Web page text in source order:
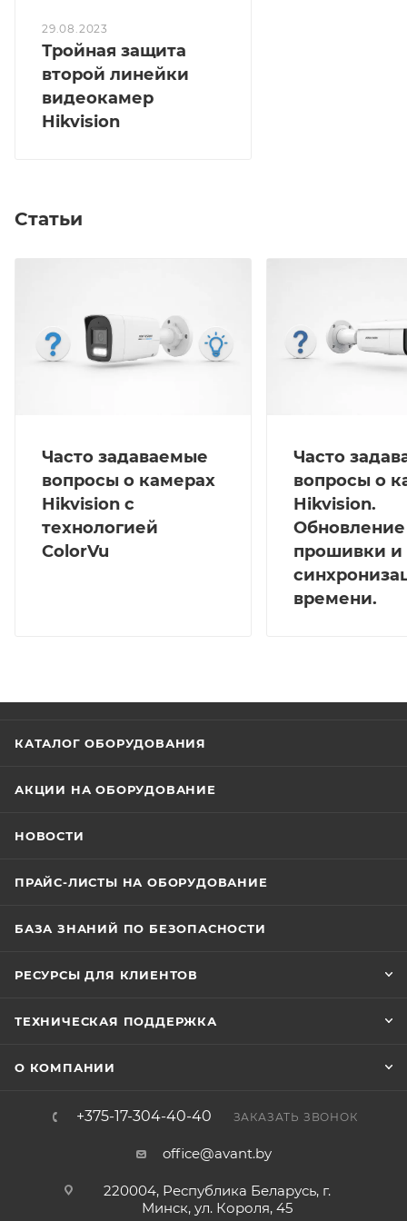
29.08.2023
Тройная защита
второй линейки
видеокамер
Hikvision
Статьи
Часто задаваемые
вопросы о камерах
Hikvision с
технологией
ColorVu
Часто
вопросы о
Hikvision.
Обновление
прошивки и
времени.
КАТАЛОГ ОБОРУДОВАНИЯ
АКЦИИ НА ОБОРУДОВАНИЕ
НОВОСТИ
ПРАЙС-ЛИСТЫ НА ОБОРУДОВАНИЕ
БАЗА ЗНАНИЙ ПО БЕЗОПАСНОСТИ
РЕСУРСЫ ДЛЯ КЛИЕНТОВ
ТЕХНИЧЕСКАЯ ПОДДЕРЖКА
О КОМПАНИИ
+375-17-304-40-40 ЗАКАЗАТЬ ЗВОНОК
office@avant.by
220004, Республика Беларусь, г.
Минск, ул. Короля, 45